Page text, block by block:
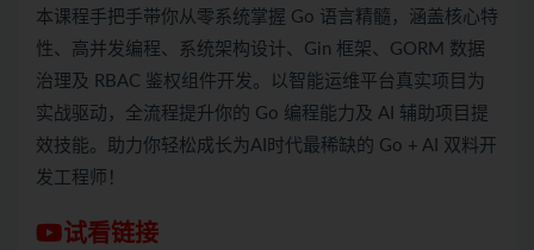
本课程手把手带你从零系统掌握 Go 语言精髓，涵盖核心特
性、高并发编程、系统架构设计、Gin 框架、GORM 数据
治理及 RBAC 鉴权组件开发。以智能运维平台真实项目为
实战驱动，全流程提升你的 Go 编程能力及 AI 辅助项目提
效技能。助力你轻松成长为AI时代最稀缺的 Go + AI 双料开
发工程师！
试看链接